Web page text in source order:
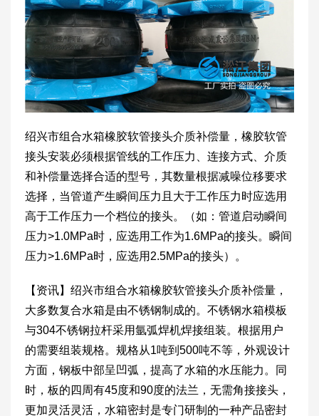
绍兴市组合水箱橡胶软管接头介质补偿量，橡胶软管
接头安装必须根据管线的工作压力、连接方式、介质
和补偿量选择合适的型号，其数量根据减噪位移要求
选择，当管道产生瞬间压力且大于工作压力时应选用
高于工作压力一个档位的接头。（如：管道启动瞬间
压力>1.0MPa时，应选用工作为1.6MPa的接头。瞬间
压力>1.6MPa时，应选用2.5MPa的接头）。
【资讯】绍兴市组合水箱橡胶软管接头介质补偿量，
大多数复合水箱是由不锈钢制成的。不锈钢水箱模板
与304不锈钢拉杆采用氩弧焊机焊接组装。根据用户
的需要组装规格。规格从1吨到500吨不等，外观设计
方面，钢板中部呈凹弧，提高了水箱的水压能力。同
时，板的四周有45度和90度的法兰，无需角接接头，
更加灵活灵活，水箱密封是专门研制的一种产品密封